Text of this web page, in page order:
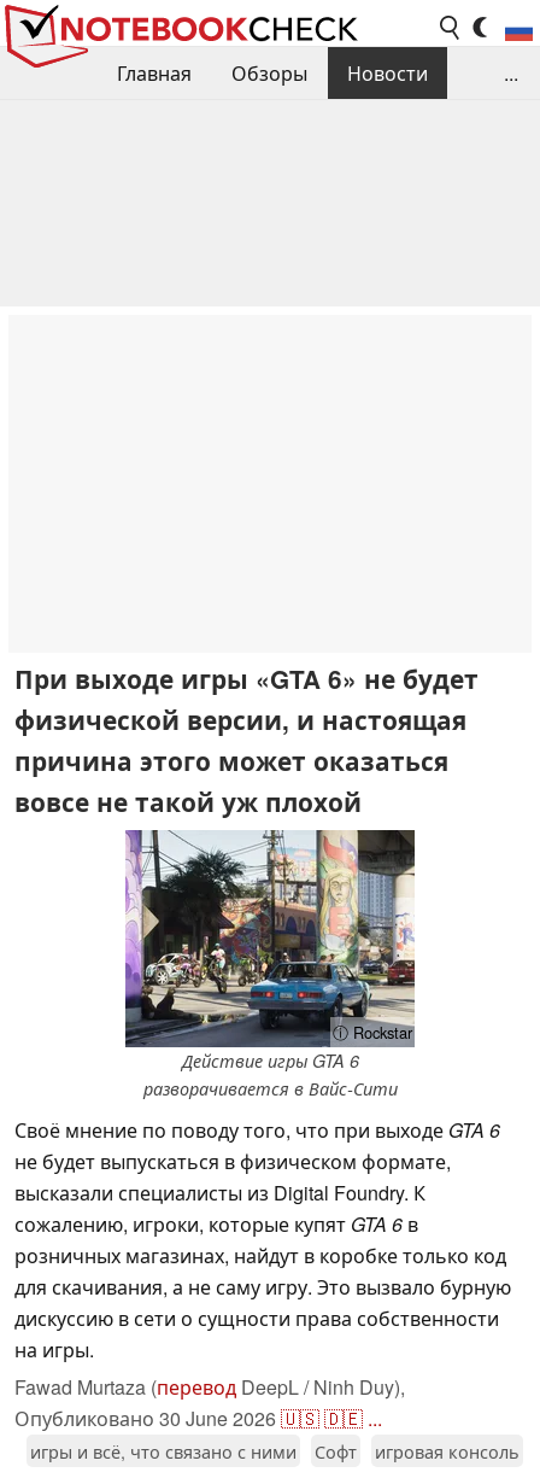
Главная Обзоры
Новости
...
При выходе игры «GTA 6» не будет
физической версии, и настоящая
причина этого может оказаться
вовсе не такой уж плохой
ⓘ Rockstar
Действие игры GTA 6
разворачивается в Вайс-Сити
Своё мнение по поводу того, что при выходе GTA 6
не будет выпускаться в физическом формате,
высказали специалисты из Digital Foundry. К
сожалению, игроки, которые купят GTA 6 в
розничных магазинах, найдут в коробке только код
для скачивания, а не саму игру. Это вызвало бурную
дискуссию в сети о сущности права собственности
на игры.
Fawad Murtaza (перевод DeepL / Ninh Duy),
Опубликовано 30 June 2026🇺🇸🇩🇪 ...
игры и всё, что связано с ними Софт игровая консоль